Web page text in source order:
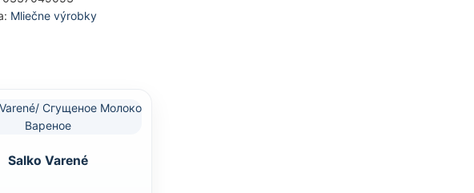
Mliečne výrobky
Salko Varené